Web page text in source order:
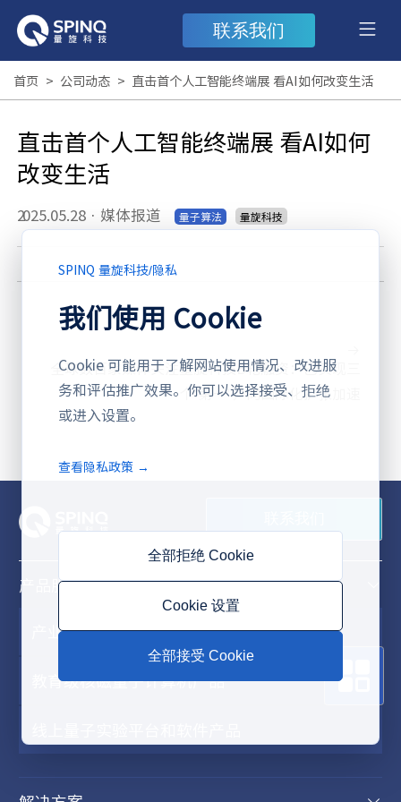
联系我们
首页 > 公司动态 > 直击首个人工智能终端展 看AI如何改变生活
直击首个人工智能终端展 看AI如何
改变生活
2025.05.28 · 媒体报道 量子算法 量旋科技
全球数百家媒体关注量旋科技B轮融资：已实现三
个“第一”，向国际化扩张加速
产品服务
产业级超导量子计算机产品
教育级核磁量子计算机产品
SPINQ 量旋科技/隐私
我们使用 Cookie
Cookie 可能用于了解网站使用情况、改进服
务和评估推广效果。你可以选择接受、拒绝
或进入设置。
查看隐私政策 →
全部拒绝 Cookie
Cookie 设置
全部接受 Cookie